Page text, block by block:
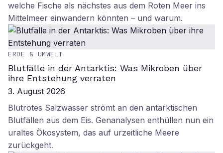
welche Fische als nächstes aus dem Roten Meer ins
Mittelmeer einwandern könnten – und warum.
ERDE & UMWELT
Blutfälle in der Antarktis: Was Mikroben über
ihre Entstehung verraten
3. August 2026
Blutrotes Salzwasser strömt an den antarktischen
Blutfällen aus dem Eis. Genanalysen enthüllen nun ein
uraltes Ökosystem, das auf urzeitliche Meere
zurückgeht.